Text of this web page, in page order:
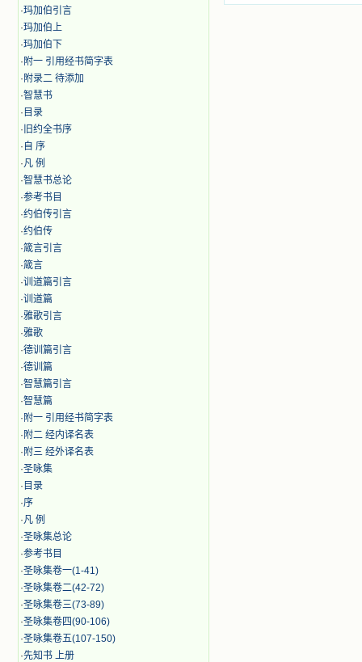
·玛加伯引言
·玛加伯上
·玛加伯下
· 附一 引用经书简字表
· 附录二 待添加
·智慧书
· 目录
· 旧约全书序
· 自 序
·凡 例
·智慧书总论
·参考书目
·约伯传引言
·约伯传
·箴言引言
·箴言
·训道篇引言
·训道篇
·雅歌引言
·雅歌
·德训篇引言
·德训篇
·智慧篇引言
·智慧篇
· 附一 引用经书简字表
· 附二 经内译名表
· 附三 经外译名表
·圣咏集
· 目录
·序
·凡 例
·圣咏集总论
·参考书目
·圣咏集卷一(1-41)
·圣咏集卷二(42-72)
·圣咏集卷三(73-89)
·圣咏集卷四(90-106)
·圣咏集卷五(107-150)
·先知书 上册